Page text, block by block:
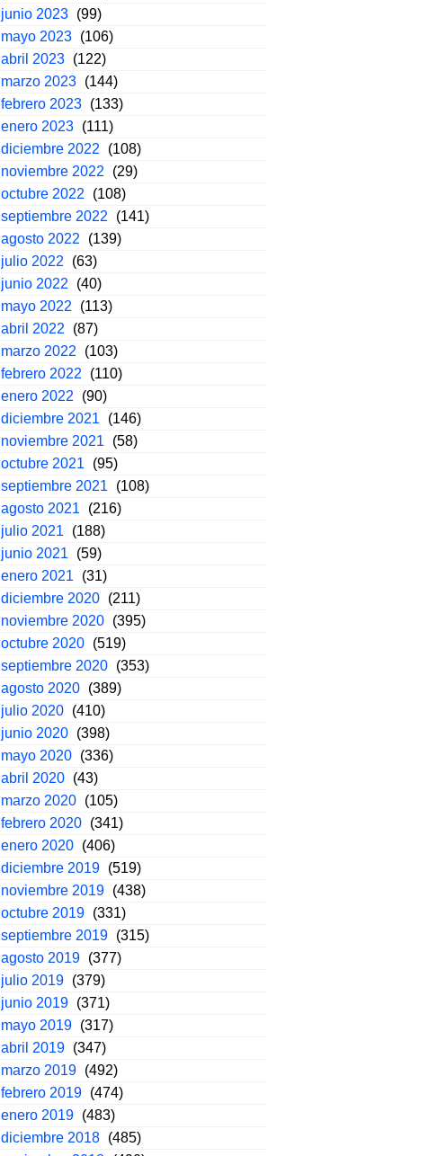
junio 2023 (99)
mayo 2023 (106)
abril 2023 (122)
marzo 2023 (144)
febrero 2023 (133)
enero 2023 (111)
diciembre 2022
(108)
noviembre 2022
(29)
octubre 2022
(108)
septiembre 2022
(141)
agosto 2022
(139)
julio 2022
(63)
junio 2022
(40)
mayo 2022
(113)
abril 2022
(87)
marzo 2022
(103)
febrero 2022
(110)
enero 2022
(90)
diciembre 2021
(146)
noviembre 2021
(58)
octubre 2021
(95)
septiembre 2021
(108)
agosto 2021
(216)
julio 2021
(188)
junio 2021
(59)
enero 2021
(31)
diciembre 2020 (211)
noviembre 2020 (395)
octubre 2020 (519)
septiembre 2020 (353)
agosto 2020 (389)
julio 2020 (410)
junio 2020 (398)
mayo 2020 (336)
abril 2020 (43)
marzo 2020 (105)
febrero 2020 (341)
enero 2020 (406)
diciembre 2019 (519)
noviembre 2019 (438)
octubre 2019 (331)
septiembre 2019 (315)
agosto 2019 (377)
julio 2019 (379)
junio 2019 (371)
mayo 2019 (317)
abril 2019 (347)
marzo 2019 (492)
febrero 2019 (474)
enero 2019 (483)
diciembre 2018 (485)